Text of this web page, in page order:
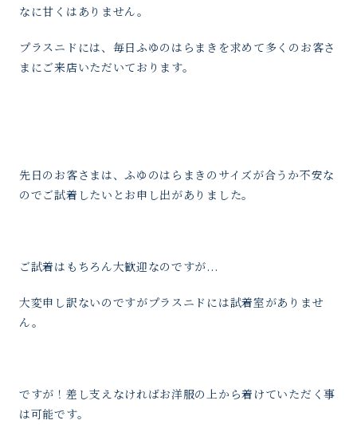
なに甘くはありません。
プラスニドには、毎日ふゆのはらまきを求めて多くのお客さ
まにご来店いただいております。
先日のお客さまは、ふゆのはらまきのサイズが合うか不安な
のでご試着したいとお申し出がありました。
ご試着はもちろん大歓迎なのですが...
大変申し訳ないのですがプラスニドには試着室がありませ
ん。
ですが！差し支えなければお洋服の上から着けていただく事
は可能です。